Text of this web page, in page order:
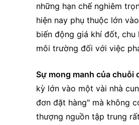
những hạn chế nghiêm
hiện nay phụ thuộc lớn
biến động giá khí đốt,
môi trường đối với việc
Sự mong manh của
kỳ lớn vào một vài nhà
đơn đặt hàng" mà không
thượng nguồn tập trung